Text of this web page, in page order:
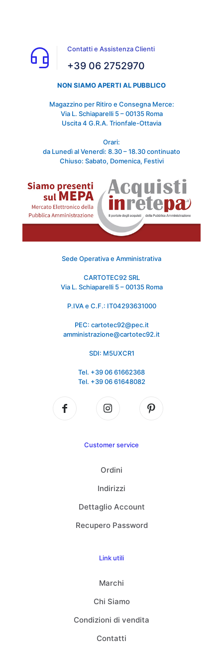
Contatti e Assistenza Clienti
+39 06 2752970
NON SIAMO APERTI AL PUBBLICO
Magazzino per Ritiro e Consegna Merce:
Via L. Schiaparelli 5 – 00135 Roma
Uscita 4 G.R.A. Trionfale-Ottavia
Orari:
da Lunedì al Venerdì: 8.30 – 18.30 continuato
Chiuso: Sabato, Domenica, Festivi
Sede Operativa e Amministrativa
CARTOTEC92 SRL
Via L. Schiaparelli 5 – 00135 Roma
P.IVA e C.F.: IT04293631000
PEC: cartotec92@pec.it
amministrazione@cartotec92.it
SDI: M5UXCR1
Tel. +39 06 61662368
Tel. +39 06 61648082
Customer service
Ordini
Indirizzi
Dettaglio Account
Recupero Password
Link utili
Marchi
Chi Siamo
Condizioni di vendita
Contatti